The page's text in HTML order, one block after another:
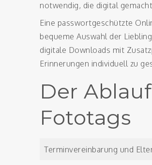
notwendig, die digital
Eine passwortgeschützte
bequeme Auswahl der
digitale Downloads mit
Erinnerungen individuell zu
Der
Fototags
Terminvereinbarung und